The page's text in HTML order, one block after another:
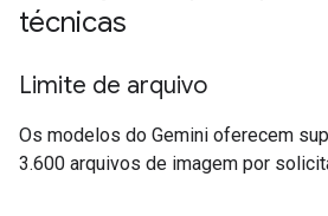
técnicas
Limite de arquivo
Os modelos do Gemini oferecem
3.600 arquivos de imagem por